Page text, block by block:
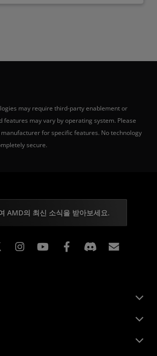
may require third-party enablement or
features may vary by operating system. Please
for specific features. No technology
secure.
AMD의 최신 소식을 받아보세요.
Instagram Facebook